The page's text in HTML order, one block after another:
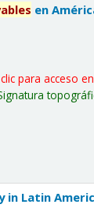
en
para acceso
Latin